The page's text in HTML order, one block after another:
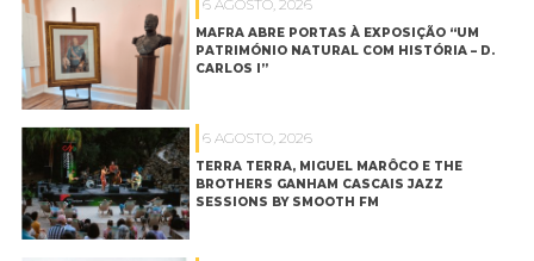
6 AGOSTO, 2026
MAFRA ABRE PORTAS À EXPOSIÇÃO “UM
PATRIMÓNIO NATURAL COM HISTÓRIA – D.
CARLOS I”
6 AGOSTO, 2026
TERRA TERRA, MIGUEL MARÔCO E THE
BROTHERS GANHAM CASCAIS JAZZ
SESSIONS BY SMOOTH FM